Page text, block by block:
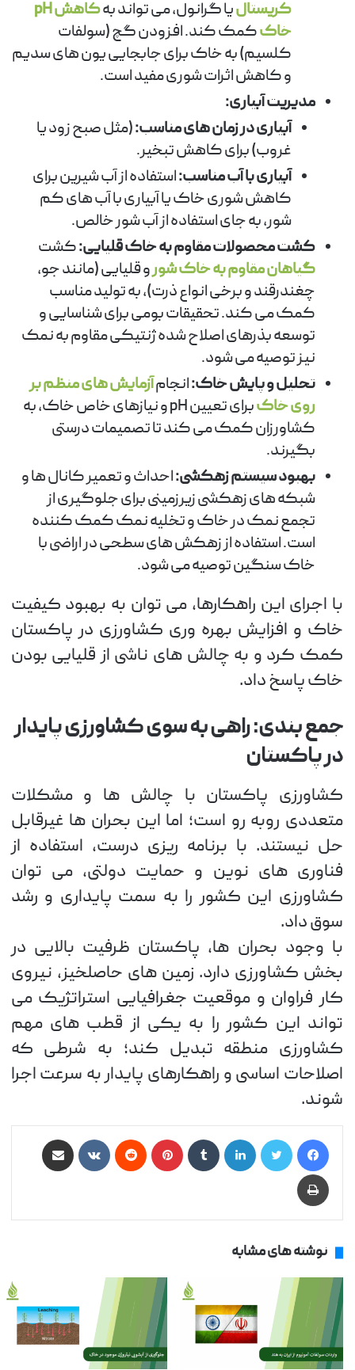
کریستالیا گرانول، می تواند به
کاهش pH
خاککمک کند. افزودن گچ (سولفات
کلسیم) به خاک برای جابجایی یون های سدیم
و کاهش اثرات شوری مفید است.
مدیریت آبیاری:
آبیاری در زمان های مناسب:(مثل صبح زود یا
غروب) برای کاهش تبخیر.
آبیاری با آب مناسب:استفاده از آب شیرین برای
کاهش شوری خاک یا آبیاری با آب های کم
شور، به جای استفاده از آب شور خالص.
کشت محصولات مقاوم به خاک قلیایی:کشت
گیاهان مقاوم به خاک شورو قلیایی (مانند جو،
چغندرقند و برخی انواع ذرت)، به تولید مناسب
کمک می کند. تحقیقات بومی برای شناسایی و
توسعه بذرهای اصلاح شده ژنتیکی مقاوم به نمک
نیز توصیه می شود.
تحلیل و پایش خاک:انجامآزمایش های منظم بر
روی خاک
برای تعیین pH و نیازهای خاص خاک، به
کشاورزان کمک می کند تا تصمیمات درستی
بگیرند.
بهبود سیستم زهکشی:احداث و تعمیر کانال ها و
شبکه های زهکشی زیرزمینی برای جلوگیری از
تجمع نمک در خاک و تخلیه نمک کمک کننده
است. استفاده از زهکش های سطحی در اراضی با
خاک سنگین توصیه می شود.
با اجرای این راهکارها، می توان به بهبود کیفیت
خاک و افزایش بهره وری کشاورزی در پاکستان
کمک کرد و به چالش های ناشی از قلیایی بودن
خاک پاسخ داد.
جمع بندی: راهی به سوی کشاورزی پایدار
در پاکستان
کشاورزی پاکستان با چالش ها و مشکلات
متعددی روبه رو است؛ اما این بحران ها غیرقابل
حل نیستند. با برنامه ریزی درست، استفاده از
فناوری های نوین و حمایت دولتی، می توان
کشاورزی این کشور را به سمت پایداری و رشد
سوق داد.
با وجود بحران ها، پاکستان ظرفیت بالایی در
بخش کشاورزی دارد. زمین های حاصلخیز، نیروی
کار فراوان و موقعیت جغرافیایی استراتژیک می
تواند این کشور را به یکی از قطب های مهم
کشاورزی منطقه تبدیل کند؛ به شرطی که
اصلاحات اساسی و راهکارهای پایدار به سرعت اجرا
شوند.
فیس بوک توییتر لینکدین ‫تامبلر ‫پین‌ترست ‫رددیت ‫VKontakte
چاپ
نوشته های مشابه